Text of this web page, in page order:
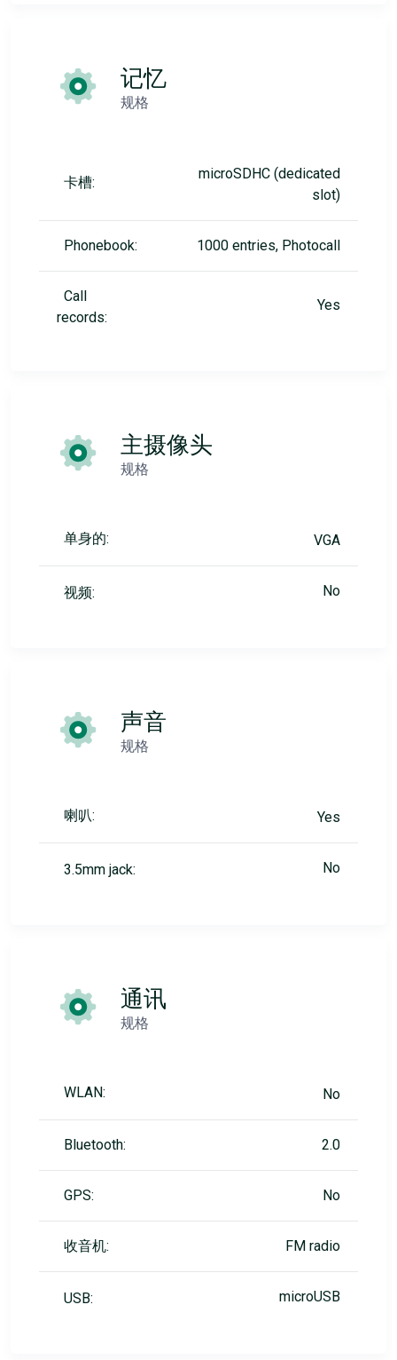
记忆
规格
卡槽:
microSDHC (dedicated
slot)
Phonebook: 1000 entries, Photocall
Call
records:
Yes
主摄像头
规格
单身的: VGA
视频: No
声音
规格
喇叭: Yes
3.5mm jack: No
通讯
规格
WLAN: No
Bluetooth: 2.0
GPS: No
收音机: FM radio
USB: microUSB